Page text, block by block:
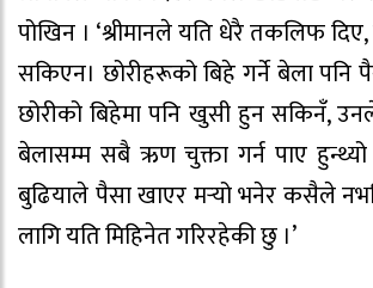
पोखिन । ‘श्रीमानले यति धेरै तकलिफ
सकिएन। छोरीहरूको बिहे गर्ने बेला पनि
छोरीको बिहेमा पनि खुसी हुन सकिनँ,
बेलासम्म सबै ऋण चुक्ता गर्न पाए
बुढियाले पैसा खाएर मर्‍यो भनेर कसैले
लागि यति मिहिनेत गरिरहेकी छु ।’